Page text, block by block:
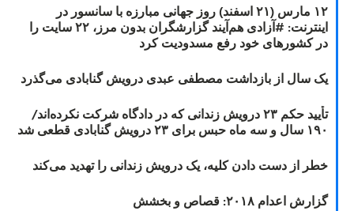
۱۲ مارس (۲۱ اسفند) روز جهانی مبارزه با سانسور در
اینترنت: #آزادی هم‌آیند گزارشگران‌ بدون مرز، ۲۲ سایت را
در کشورهای خود رفع مسدودیت کرد
یک سال از بازداشت مصطفی عبدی درویش گنابادی می‌گذرد
تأیید حکم ۲۳ درویش زندانی که در دادگاه شرکت نکرده‌اند/
۱۹۰ سال و سه ماه حبس برای ۲۳ درویش گنابادی قطعی شد
خطر از دست دادن کلیه، یک درویش زندانی را تهدید می‌کند
گزارش اعدام ۲۰۱۸: قصاص و بخشش